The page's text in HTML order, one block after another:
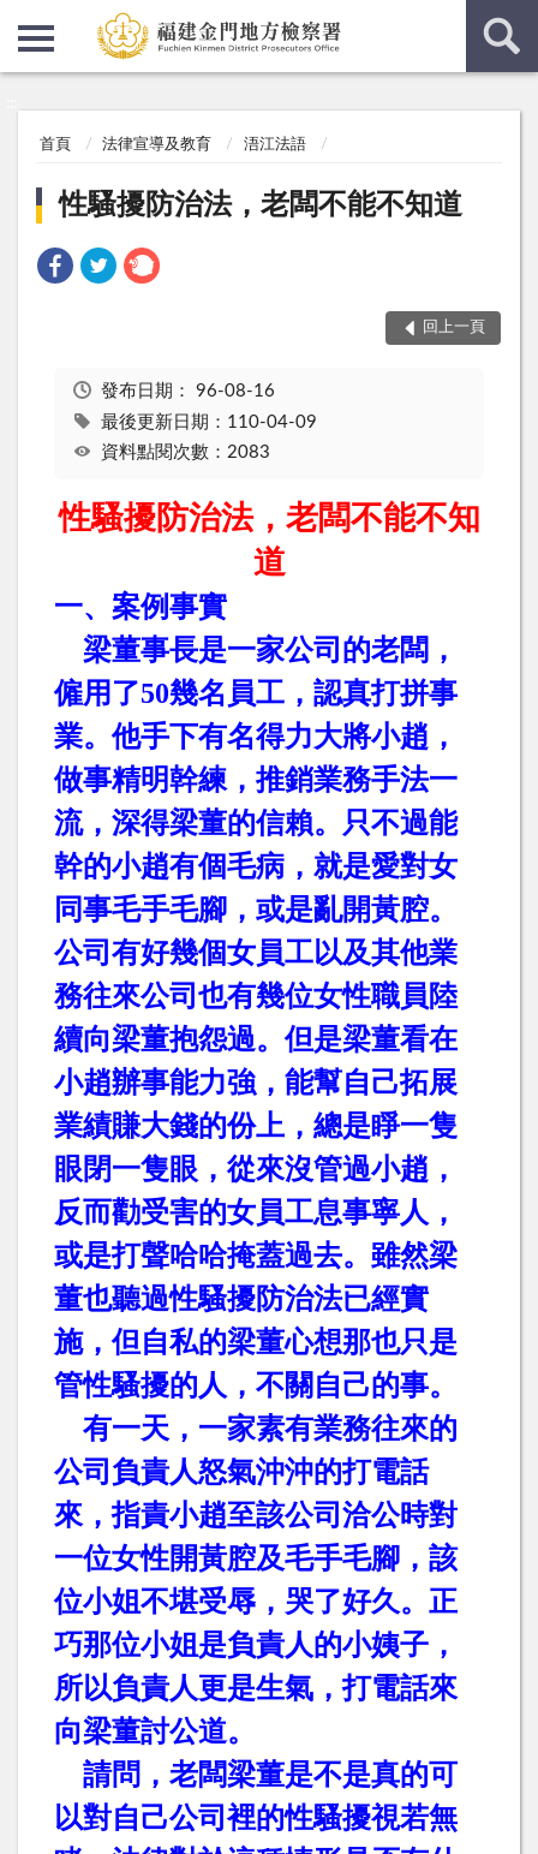
首頁 法律宣導及教育 浯江法語
性騷擾防治法，老闆不能不知道
回上一頁
發布日期： 96-08-16
最後更新日期：110-04-09
資料點閱次數：2083
性騷擾防治法，老闆不能不知
道
一、案例事實
梁董事長是一家公司的老闆，
僱用了50幾名員工，認真打拼事
業。他手下有名得力大將小趙，
做事精明幹練，推銷業務手法一
流，深得梁董的信賴。只不過能
幹的小趙有個毛病，就是愛對女
同事毛手毛腳，或是亂開黃腔。
公司有好幾個女員工以及其他業
務往來公司也有幾位女性職員陸
續向梁董抱怨過。但是梁董看在
小趙辦事能力強，能幫自己拓展
業績賺大錢的份上，總是睜一隻
眼閉一隻眼，從來沒管過小趙，
反而勸受害的女員工息事寧人，
或是打聲哈哈掩蓋過去。雖然梁
董也聽過性騷擾防治法已經實
施，但自私的梁董心想那也只是
管性騷擾的人，不關自己的事。
有一天，一家素有業務往來的
公司負責人怒氣沖沖的打電話
來，指責小趙至該公司洽公時對
一位女性開黃腔及毛手毛腳，該
位小姐不堪受辱，哭了好久。正
巧那位小姐是負責人的小姨子，
所以負責人更是生氣，打電話來
向梁董討公道。
請問，老闆梁董是不是真的可
以對自己公司裡的性騷擾視若無